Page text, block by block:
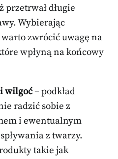
przetrwał długie
Wybierając
zwrócić uwagę na
wpłyną na końcowy
wilgoć– podkład
radzić sobie z
i ewentualnym
z twarzy.
takie jak